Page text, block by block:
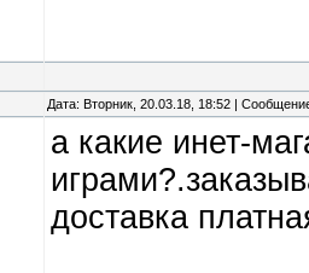
Дата: Вторник, 20.03.18, 18:52 |
а какие инет-
доставка